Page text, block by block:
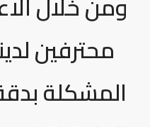
محترفين
المشكلة